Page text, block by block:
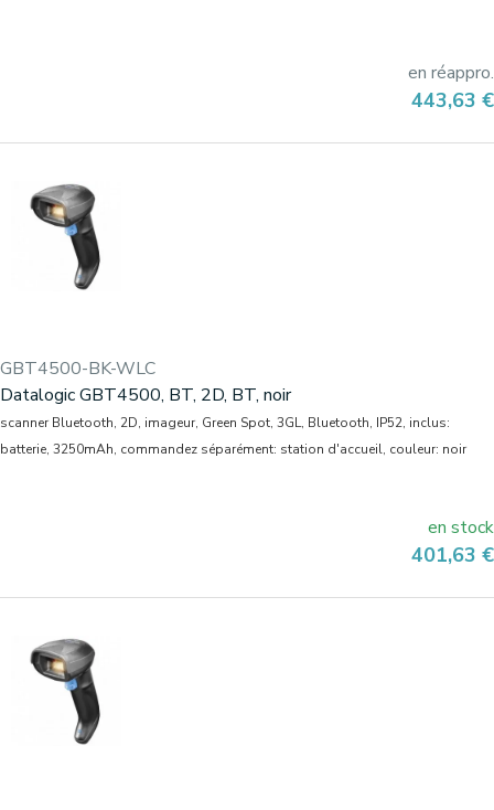
en réappro.
Prix
443,63 €
GBT4500-BK-WLC
Datalogic GBT4500, BT, 2D, BT, noir
scanner Bluetooth, 2D, imageur, Green Spot, 3GL, Bluetooth, IP52, inclus:
batterie, 3250mAh, commandez séparément: station d'accueil, couleur: noir
en stock
Prix
401,63 €